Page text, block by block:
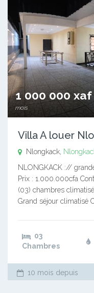
1 000 000 xaf
mois
Villa A louer
Nlongkack,
NLONGKACK ://
Prix : 1.000.000cfa
(03) chambres
Grand séjour climatisé
03
Chambres
10 mois depuis